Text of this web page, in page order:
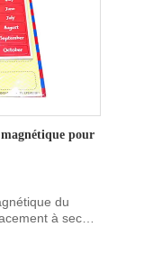
pour
du
à sec